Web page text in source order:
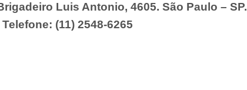
Luis Antonio, 4605. São Paulo – SP.
Telefone: (11) 2548-6265